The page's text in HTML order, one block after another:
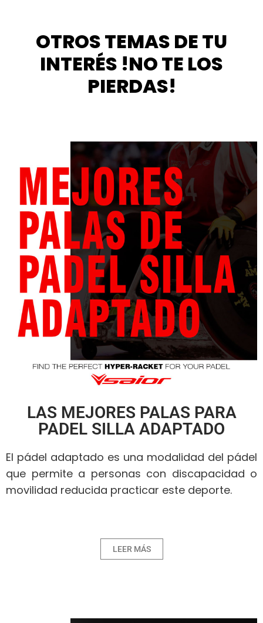
OTROS TEMAS DE TU
INTERÉS !NO TE LOS
PIERDAS!
LAS MEJORES PALAS PARA
PADEL SILLA ADAPTADO
El pádel adaptado es una modalidad del pádel
que permite a personas con discapacidad o
movilidad reducida practicar este deporte.
LEER MÁS